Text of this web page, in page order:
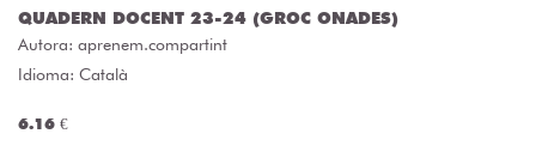
QUADERN DOCENT 23-24 (GROC ONADES)
Autora: aprenem.compartint
Idioma: Català
6.16 €